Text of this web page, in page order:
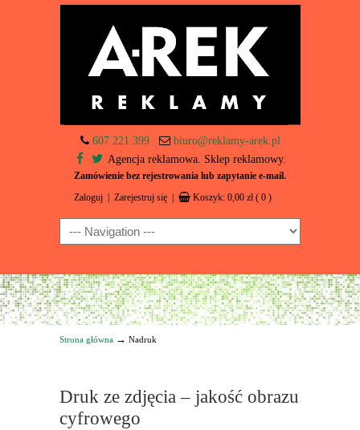
607 221 399
biuro@reklamy-arek.pl
Agencja reklamowa. Sklep reklamowy.
Zamówienie bez rejestrowania lub zapytanie e-mail.
Zaloguj Zarejestruj się Koszyk: 0,00 zł ( 0 )
Navigation
Strona główna → Nadruk
Druk ze zdjęcia – jakość obrazu
cyfrowego